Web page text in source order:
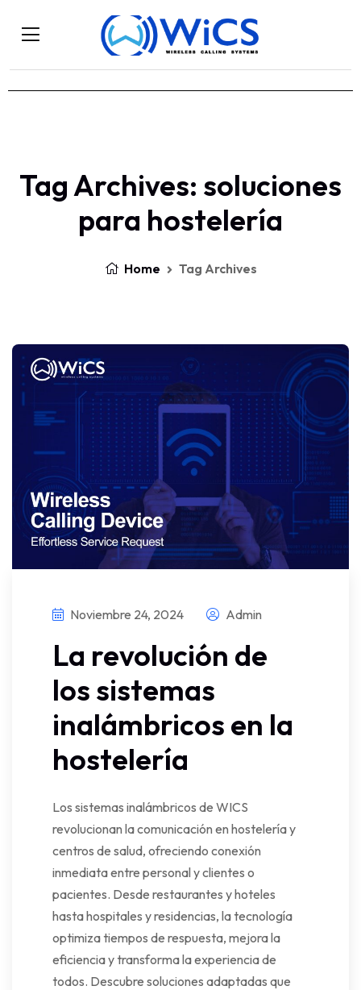
Tag Archives: soluciones
para hostelería
Home Tag Archives
Noviembre 24, 2024 Admin
La revolución de
los sistemas
inalámbricos en la
hostelería
Los sistemas inalámbricos de WICS
revolucionan la comunicación en hostelería y
centros de salud, ofreciendo conexión
inmediata entre personal y clientes o
pacientes. Desde restaurantes y hoteles
hasta hospitales y residencias, la tecnología
optimiza tiempos de respuesta, mejora la
eficiencia y transforma la experiencia de
todos. Descubre soluciones adaptadas que